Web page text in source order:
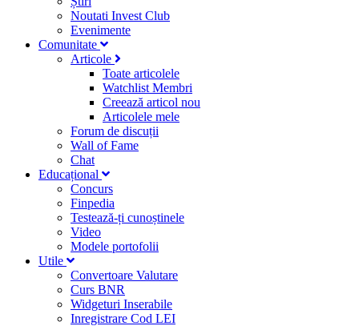
Noutati Invest Club
Evenimente
Comunitate
Articole
Toate articolele
Watchlist Membri
Creează articol nou
Articolele mele
Forum de discuții
Wall of Fame
Chat
Educațional
Concurs
Finpedia
Testează-ți cunoștinele
Video
Modele portofolii
Utile
Convertoare Valutare
Curs BNR
Widgeturi Inserabile
Inregistrare Cod LEI